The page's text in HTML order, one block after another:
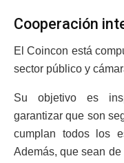
Cooperación
El Coincon está
sector público y
Su objetivo es
garantizar que son
cumplan todos los
Además, que sean